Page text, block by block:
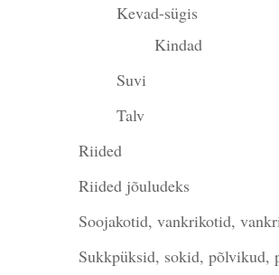
Kevad-sügis
Kindad
Suvi
Talv
Riided
Riided jõuludeks
Soojakotid, vankrikotid,
Sukkpüksid, sokid, põlvikud,